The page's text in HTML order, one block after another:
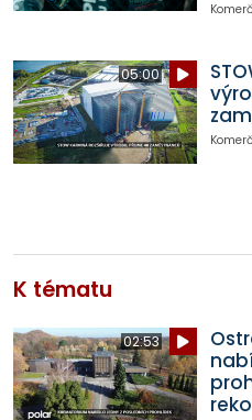
05:00
K tématu
02:53